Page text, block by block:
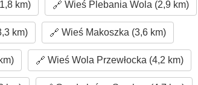
km) Wieś Plebania Wola (2,9 km)
km) Wieś Makoszka (3,6 km)
Wieś Wola Przewłocka (4,2 km)